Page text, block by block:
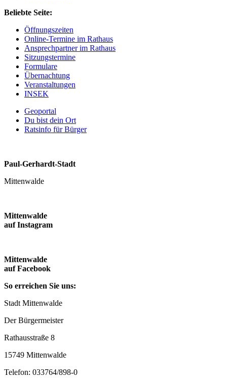
Beliebte Seite:
Öffnungszeiten
Online-Termine im Rathaus
Ansprechpartner im Rathaus
Sitzungstermine
Formulare
Übernachtung
Veranstaltungen
INSEK
Geoportal
Du bist dein Ort
Ratsinfo für Bürger
Paul-Gerhardt-Stadt
Mittenwalde
Mittenwalde
auf Instagram
Mittenwalde
auf Facebook
So erreichen Sie uns:
Stadt Mittenwalde
Der Bürgermeister
Rathausstraße 8
15749 Mittenwalde
Telefon: 033764/898-0